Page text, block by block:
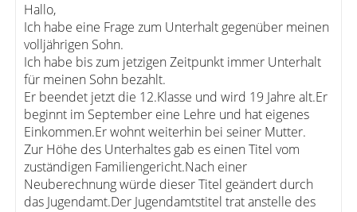
Hallo,
Ich habe eine Frage zum Unterhalt gegenüber meinen
volljährigen Sohn.
Ich habe bis zum jetzigen Zeitpunkt immer Unterhalt
für meinen Sohn bezahlt.
Er beendet jetzt die 12.Klasse und wird 19 Jahre alt.Er
beginnt im September eine Lehre und hat eigenes
Einkommen.Er wohnt weiterhin bei seiner Mutter.
Zur Höhe des Unterhaltes gab es einen Titel vom
zuständigen Familiengericht.Nach einer
Neuberechnung würde dieser Titel geändert durch
das Jugendamt.Der Jugendamtstitel trat anstelle des